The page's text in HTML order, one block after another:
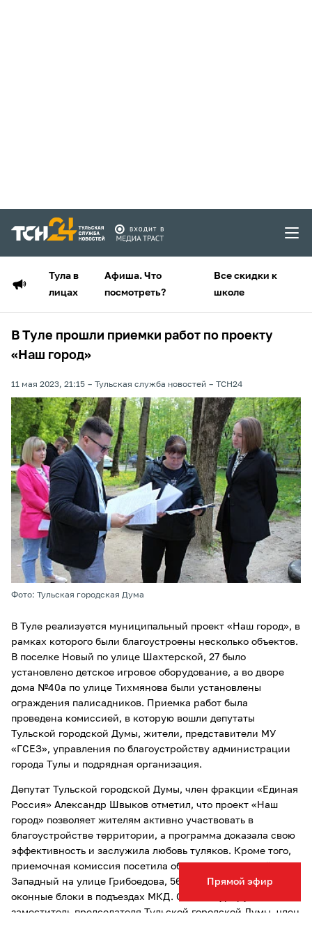
Тула в
лицах
Афиша. Что
посмотреть?
Все скидки к
школе
Прямой эфир
В Туле прошли приемки работ по проекту
«Наш город»
11 мая 2023, 21:15 Тульская служба новостей ТСН24
Фото: Тульская городская Дума
В Туле реализуется муниципальный проект «Наш город», в
рамках которого были благоустроены несколько объектов.
В поселке Новый по улице Шахтерской, 27 было
установлено детское игровое оборудование, а во дворе
дома №40а по улице Тихмянова были установлены
ограждения палисадников. Приемка работ была
проведена комиссией, в которую вошли депутаты
Тульской городской Думы, жители, представители МУ
«ГСЕЗ», управления по благоустройству администрации
города Тулы и подрядная организация.
Депутат Тульской городской Думы, член фракции «Единая
Россия» Александр Швыков отметил, что проект «Наш
город» позволяет жителям активно участвовать в
благоустройстве территории, а программа доказала свою
эффективность и заслужила любовь туляков. Кроме того,
приемочная комиссия посетила объект в поселке 2-й
Западный на улице Грибоедова, 56, где были заменены
оконные блоки в подъездах МКД. Объект курирует
заместитель председателя Тульской городской Думы, член